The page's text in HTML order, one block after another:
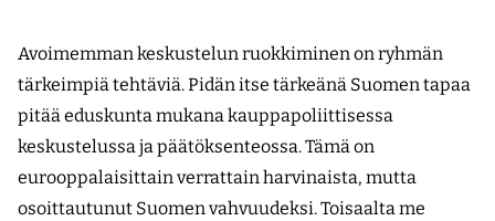
Avoimemman keskustelun ruokkiminen on ryhmän
tärkeimpiä tehtäviä. Pidän itse tärkeänä Suomen tapaa
pitää eduskunta mukana kauppapoliittisessa
keskustelussa ja päätöksenteossa. Tämä on
eurooppalaisittain verrattain harvinaista, mutta
osoittautunut Suomen vahvuudeksi. Toisaalta me